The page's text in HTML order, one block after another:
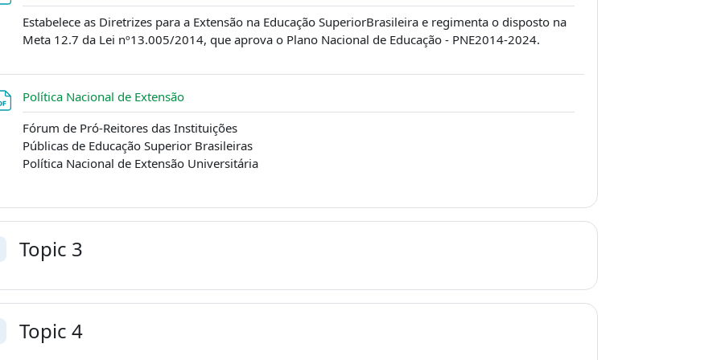
Estabelece as Diretrizes para a Extensão na Educação SuperiorBrasileira e regimenta o disposto na
Meta 12.7 da Lei nº13.005/2014, que aprova o Plano Nacional de Educação - PNE2014-2024.
Política Nacional de Extensão
Fórum de Pró-Reitores das Instituições
Públicas de Educação Superior Brasileiras
Política Nacional de Extensão Universitária
Topic 3
Topic 4